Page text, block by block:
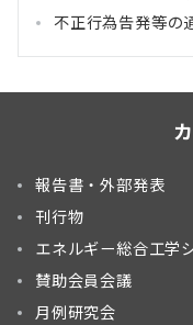
不正行為告発等の
報告書・外部発表
刊行物
エネルギー総合工学
賛助会員会議
月例研究会